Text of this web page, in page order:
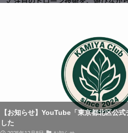
【お知らせ】YouTube「東京都北区公
した